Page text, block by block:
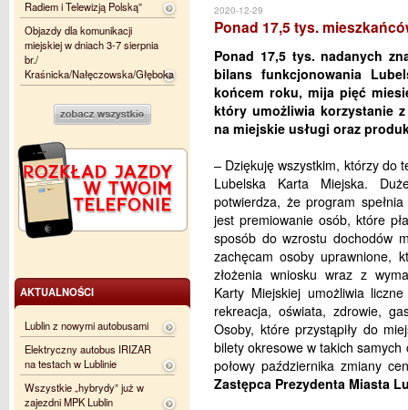
2020-12-29
Ponad 17,5 tys.
Ponad 17,5 tys. nadanych
bilans funkcjonowania
końcem roku, mija pięć
który umożliwia korzystanie
na miejskie usługi oraz
– Dziękuję wszystkim, którzy do
Lubelska Karta Miejska.
potwierdza, że program
jest premiowanie osób, które
sposób do wzrostu dochodów
zachęcam osoby uprawnione,
złożenia wniosku wraz z
Karty Miejskiej umożliwia
rekreacja, oświata, zdrowie,
Osoby, które przystąpiły do
bilety okresowe w takich
połowy października zmiany
Zastępca Prezydenta Miasta
Radiem i Telewizją Polską”
Objazdy dla komunikacji
miejskiej w dniach 3-7 sierpnia
br./
Kraśnicka/Nałęczowska/Głęboka
AKTUALNOŚCI
Lublin z nowymi autobusami
Elektryczny autobus IRIZAR
na testach w Lublinie
Wszystkie „hybrydy” już w
zajezdni MPK Lublin